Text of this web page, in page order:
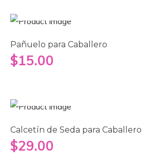
Pañuelo para Caballero
$15.00
Calcetín de Seda para Caballero
$29.00